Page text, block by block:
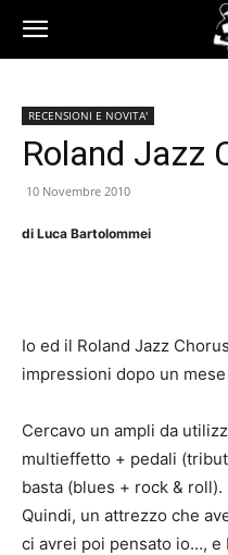
RECENSIONI E NOVITA'
Roland Jazz
10 Novembre 2010
di Luca Bartolommei
Io ed il Roland Jazz
impressioni dopo un
Cercavo un ampli da
multieffetto + pedali
basta (blues + rock & roll).
Quindi, un attrezzo che
ci avrei poi pensato io…, e